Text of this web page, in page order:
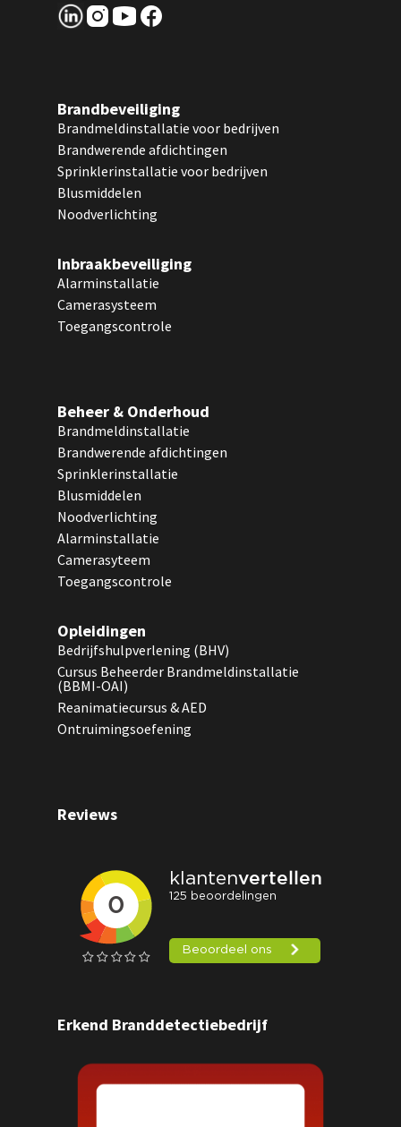
Brandbeveiliging
Brandmeldinstallatie voor bedrijven
Brandwerende afdichtingen
Sprinklerinstallatie voor bedrijven
Blusmiddelen
Noodverlichting
Inbraakbeveiliging
Alarminstallatie
Camerasysteem
Toegangscontrole
Beheer & Onderhoud
Brandmeldinstallatie
Brandwerende afdichtingen
Sprinklerinstallatie
Blusmiddelen
Noodverlichting
Alarminstallatie
Camerasyteem
Toegangscontrole
Opleidingen
Bedrijfshulpverlening (BHV)
Cursus Beheerder Brandmeldinstallatie
(BBMI-OAI)
Reanimatiecursus & AED
Ontruimingsoefening
Reviews
Erkend Branddetectiebedrijf